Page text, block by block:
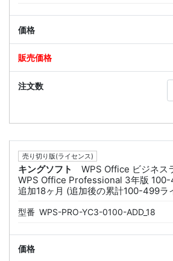
売り切り版(ライセンス)
キングソフト
WPS Office ビジネス
WPS Office Professional 3年版
追加18ヶ月 (追加後の累計100-499ラ
型番 WPS-PRO-YC3-0100-ADD_18